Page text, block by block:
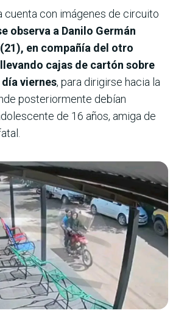
cuenta con imágenes de circuito
observa a Danilo Germán
en compañía del otro
cajas de cartón sobre
viernes, para dirigirse hacia la
posteriormente debían
de 16 años, amiga de